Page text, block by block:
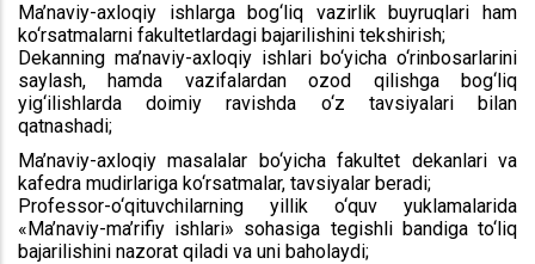
Ma’naviy-axloqiy ishlarga bog‘liq vazirlik buyruqlari ham
ko‘rsatmalarni fakultetlardagi bajarilishini tekshirish;
Dekanning ma’naviy-axloqiy ishlari bo‘yicha o‘rinbosarlarini
saylash, hamda vazifalardan ozod qilishga bog‘liq
yig‘ilishlarda doimiy ravishda o‘z tavsiyalari bilan
qatnashadi;
Ma’naviy-axloqiy masalalar bo‘yicha fakultet dekanlari va
kafedra mudirlariga ko‘rsatmalar, tavsiyalar beradi;
Professor-o‘qituvchilarning yillik o‘quv yuklamalarida
«Ma’naviy-ma’rifiy ishlari» sohasiga tegishli bandiga to‘liq
bajarilishini nazorat qiladi va uni baholaydi;